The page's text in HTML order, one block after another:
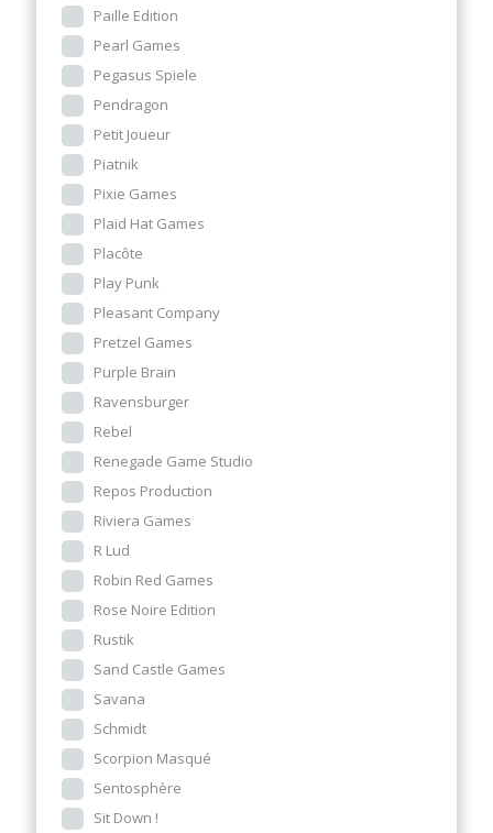
Paille Edition
Pearl Games
Pegasus Spiele
Pendragon
Petit Joueur
Piatnik
Pixie Games
Plaid Hat Games
Placôte
Play Punk
Pleasant Company
Pretzel Games
Purple Brain
Ravensburger
Rebel
Renegade Game Studio
Repos Production
Riviera Games
R Lud
Robin Red Games
Rose Noire Edition
Rustik
Sand Castle Games
Savana
Schmidt
Scorpion Masqué
Sentosphère
Sit Down !